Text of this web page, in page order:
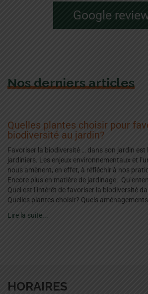
Google
Nos derniers articles
Quelles plantes choisir pour
biodiversité au jardin?
Favoriser la biodiversité … dans son jardin est
jardiniers. Les enjeux environnementaux et
nous amènent, en effet, à réfléchir à nos
Encore plus en matière de jardinage.
Quel est l’intérêt de favoriser la biodiversité
Quelles plantes choisir? Quels
Lire la suite...
HORAIRES